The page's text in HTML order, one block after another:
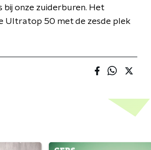
bij onze zuiderburen. Het
Ultratop 50 met de zesde plek